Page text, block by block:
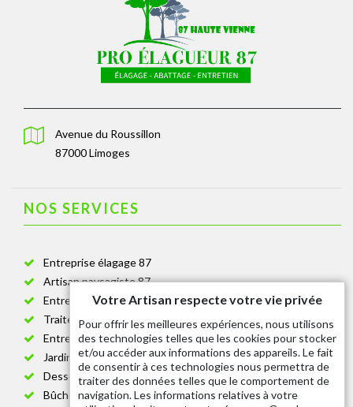
Avenue du Roussillon
87000 Limoges
NOS SERVICES
Entreprise élagage 87
Artisan paysagiste 87
Entreprise de jardinage 87
Traitement anti-chenille 87
Entreprise abattage arbre 87
Jardinier taille de haie 87
Dessouchage arbre et haie 87
Bûcheron 87
Votre Artisan respecte votre vie privée
Pour offrir les meilleures expériences, nous utilisons
des technologies telles que les cookies pour stocker
et/ou accéder aux informations des appareils. Le fait
de consentir à ces technologies nous permettra de
traiter des données telles que le comportement de
navigation. Les informations relatives à votre